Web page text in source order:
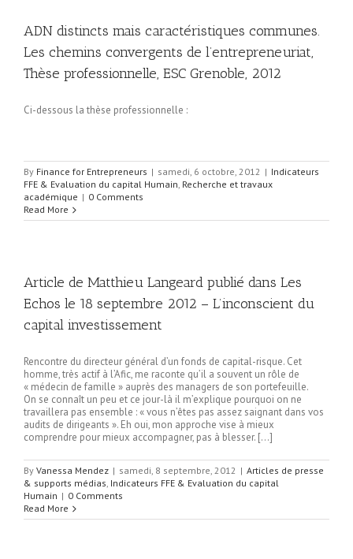
ADN distincts mais caractéristiques communes.
Les chemins convergents de l’entrepreneuriat,
Thèse professionnelle, ESC Grenoble, 2012
Ci-dessous la thèse professionnelle :
By Finance for Entrepreneurs | samedi, 6 octobre, 2012 | Indicateurs
FFE & Evaluation du capital Humain Recherche et travaux
académique | 0 Comments
Read More
Article de Matthieu Langeard publié dans Les
Echos le 18 septembre 2012 – L’inconscient du
capital investissement
Rencontre du directeur général d’un fonds de capital-risque. Cet
homme, très actif à l’Afic, me raconte qu’il a souvent un rôle de
« médecin de famille » auprès des managers de son portefeuille.
On se connaît un peu et ce jour-là il m’explique pourquoi on ne
travaillera pas ensemble : « vous n’êtes pas assez saignant dans vos
audits de dirigeants ». Eh oui, mon approche vise à mieux
comprendre pour mieux accompagner, pas à blesser. […]
By Vanessa Mendez | samedi, 8 septembre, 2012 | Articles de presse
& supports médias Indicateurs FFE & Evaluation du capital
Humain | 0 Comments
Read More